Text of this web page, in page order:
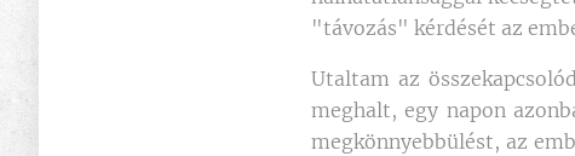
"távozás" kérdését az
Utaltam az
meghalt, egy napon
megkönnyebbülést, az